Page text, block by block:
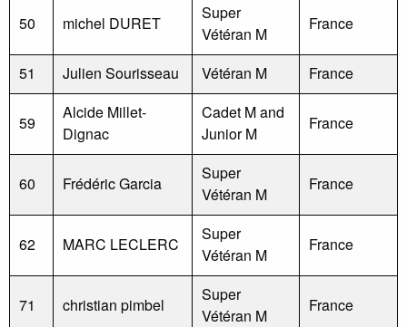
50 michel DURET
Super
Vétéran M
France
51 Julien Sourisseau Vétéran M France
59
Alcide Millet-
Dignac
Cadet M and
Junior M
France
60 Frédéric Garcia
Super
Vétéran M
France
62 MARC LECLERC
Super
Vétéran M
France
71 christian pimbel
Super
Vétéran M
France